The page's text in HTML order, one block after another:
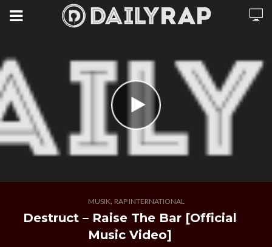
MUSIK, RAP INTERNATIONAL
Destruct – Raise The Bar [Official
Music Video]